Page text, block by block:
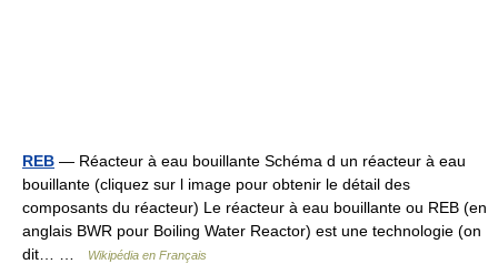
REB — Réacteur à eau bouillante Schéma d un réacteur à eau
bouillante (cliquez sur l image pour obtenir le détail des
composants du réacteur) Le réacteur à eau bouillante ou REB (en
anglais BWR pour Boiling Water Reactor) est une technologie (on
dit… …
Wikipédia en Français